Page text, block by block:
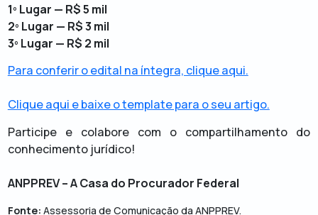
1º Lugar — R$ 5 mil
2º Lugar — R$ 3 mil
3º Lugar — R$ 2 mil
Para conferir o edital na íntegra, clique aqui.
Clique aqui e baixe o template para o seu artigo.
Participe e colabore com o compartilhamento do
conhecimento jurídico!
ANPPREV – A Casa do Procurador Federal
Fonte: Assessoria de Comunicação da ANPPREV.